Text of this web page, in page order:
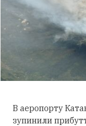
В аеропорту
зупинили